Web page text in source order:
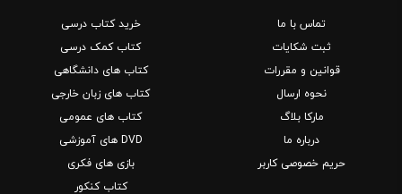
تماس با ما
ثبت شکایات
قوانین و مقررات
نحوه ارسال
مارکا بلاگ
درباره ما
حریم خصوصی کاربر
خرید کتاب درسی
کتاب کمک درسی
کتاب های دانشگاهی
کتاب های زبان خارجی
کتاب های عمومی
DVD های آموزشی
بازی های فکری
کتاب کنکور